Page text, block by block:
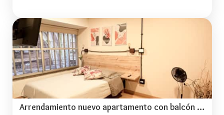
Arrendamiento nuevo apartamento con balcón NID202